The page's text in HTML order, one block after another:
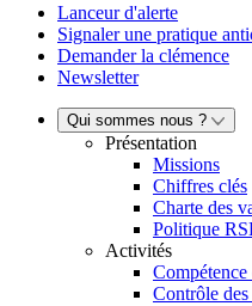
Lanceur d'alerte
Signaler une pratique
Demander la clémence
Newsletter
Qui sommes nous ?
Présentation
Missions
Chiffres clés
Charte des
Politique
Activités
Compétence
Contrôle